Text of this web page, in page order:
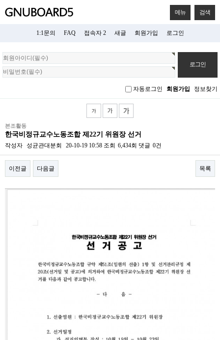
메뉴 검색
1:1문의 FAQ 접속자 2 새글 회원가입 로그인
회
원
로
자동로그인 회원가입 정보찾기
본조활동
한국비정규교수노동조합 제22기 위원장 선거
작성자 성균관대분회 20-10-19 10:58 조회 6,434회 댓글 0건
이전글 다음글 목록